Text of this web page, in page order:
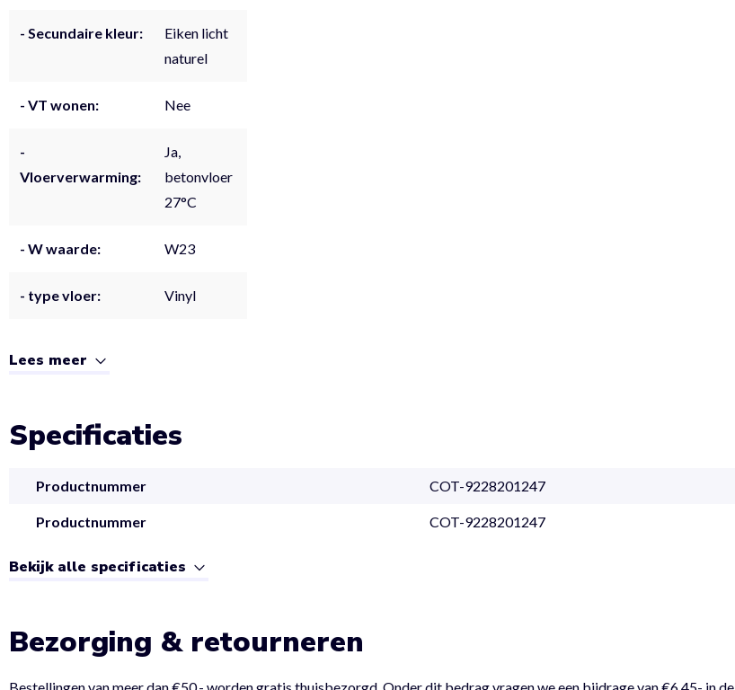
- Secundaire kleur:
Eiken licht
naturel
- VT wonen: Nee
-
Vloerverwarming:
Ja,
betonvloer
27°C
- W waarde: W23
- type vloer: Vinyl
Lees meer
Specificaties
Productnummer COT-9228201247
Productnummer COT-9228201247
Bekijk alle specificaties
Bezorging & retourneren
Bestellingen van meer dan €50,- worden gratis thuisbezorgd. Onder dit bedrag vragen we een bijdrage van €6,45- in de